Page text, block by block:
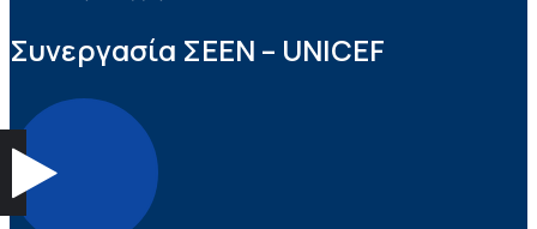
Συνεργασία ΣEEN – UNICEF